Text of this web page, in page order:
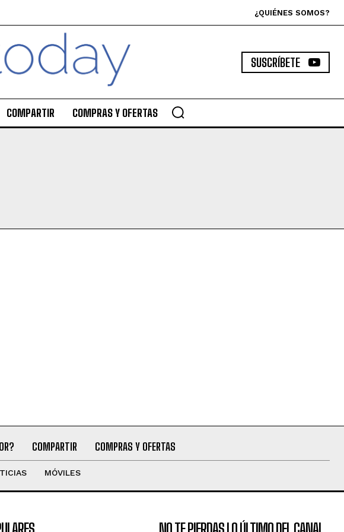
¿QUIÉNES SOMOS?
SUSCRÍBETE
COMPARTIR COMPRAS Y OFERTAS
COMPARTIR COMPRAS Y OFERTAS
MÓVILES